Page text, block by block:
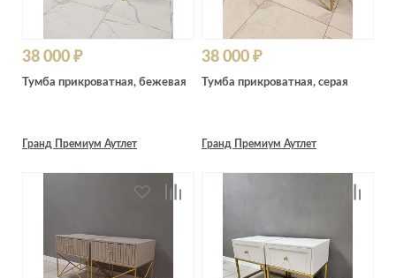
38 000 ₽
Тумба прикроватная, бежевая
Гранд Премиум Аутлет
38 000 ₽
Тумба прикроватная, серая
Гранд Премиум Аутлет